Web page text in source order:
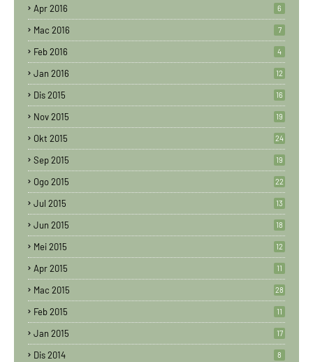
Apr 2016 6
Mac 2016 7
Feb 2016 4
Jan 2016 12
Dis 2015 16
Nov 2015 19
Okt 2015 24
Sep 2015 19
Ogo 2015 22
Jul 2015 13
Jun 2015 18
Mei 2015 12
Apr 2015 11
Mac 2015 28
Feb 2015 11
Jan 2015 17
Dis 2014 8